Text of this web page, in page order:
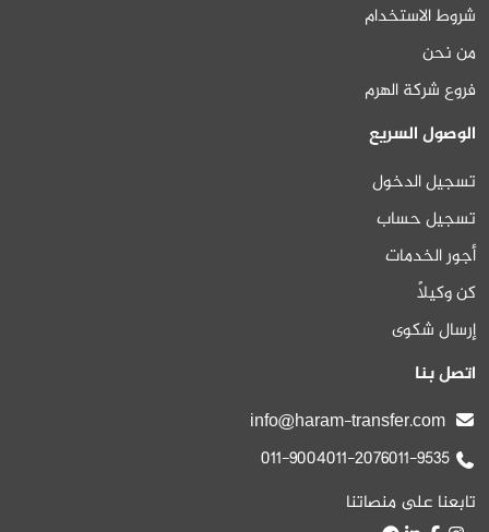
شروط الاستخدام
من نحن
فروع شركة الهرم
الوصول السريع
تسجيل الدخول
تسجيل حساب
أجور الخدمات
كن وكيلاً
إرسال شكوى
اتصل بنا
info@haram-transfer.com
011-9004011-2076011-9535
تابعنا على منصاتنا